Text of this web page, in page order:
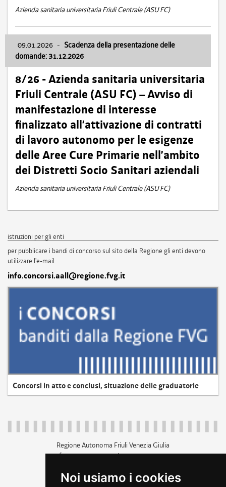
Noi usiamo i cookies
Azienda sanitaria universitaria Friuli Centrale (ASU FC)
09.01.2026 - Scadenza della presentazione delle
domande: 31.12.2026
8/26 - Azienda sanitaria universitaria
Friuli Centrale (ASU FC) – Avviso di
manifestazione di interesse
finalizzato all’attivazione di contratti
di lavoro autonomo per le esigenze
delle Aree Cure Primarie nell’ambito
dei Distretti Socio Sanitari aziendali
Azienda sanitaria universitaria Friuli Centrale (ASU FC)
istruzioni per gli enti
per pubblicare i bandi di concorso sul sito della Regione gli enti devono
utilizzare l'e-mail
info.concorsi.aall@regione.fvg.it
Concorsi in atto e conclusi, situazione delle graduatorie
Regione Autonoma Friuli Venezia Giulia
c.f. 80014930327; p.iva 00526040324
+39 040 3771111